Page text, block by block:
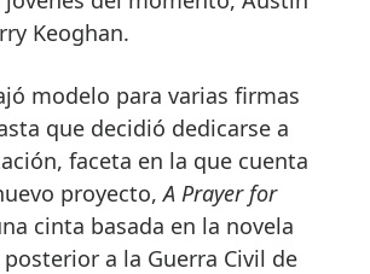
Keoghan.
modelo para varias firmas
que decidió dedicarse a
faceta en la que cuenta
proyecto,A Prayer for
cinta basada en la novela
a la Guerra Civil de